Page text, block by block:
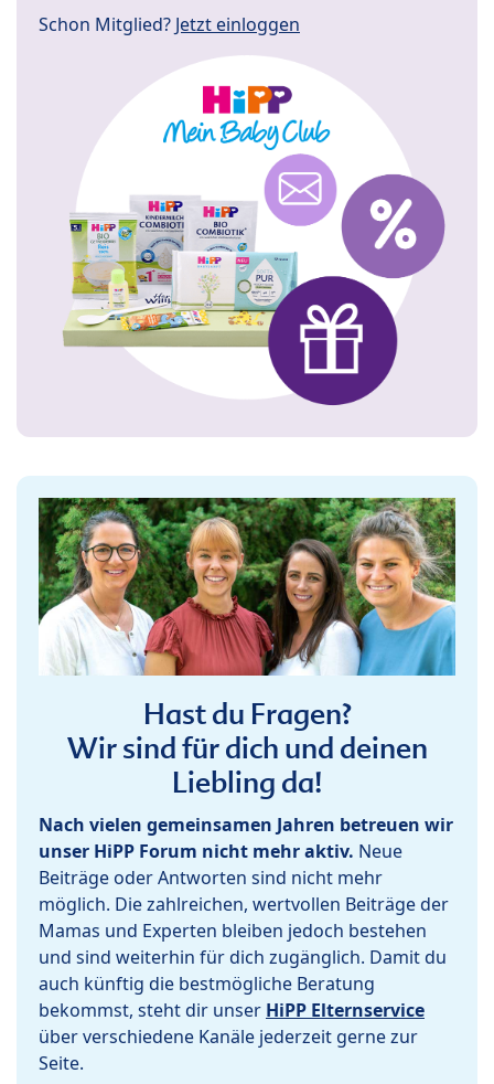
Schon Mitglied? Jetzt einloggen
Hast du Fragen?
Wir sind für dich und deinen
Liebling da!
Nach vielen gemeinsamen Jahren betreuen wir
unser HiPP Forum nicht mehr aktiv. Neue
Beiträge oder Antworten sind nicht mehr
möglich. Die zahlreichen, wertvollen Beiträge der
Mamas und Experten bleiben jedoch bestehen
und sind weiterhin für dich zugänglich. Damit du
auch künftig die bestmögliche Beratung
bekommst, steht dir unser HiPP Elternservice
über verschiedene Kanäle jederzeit gerne zur
Seite.